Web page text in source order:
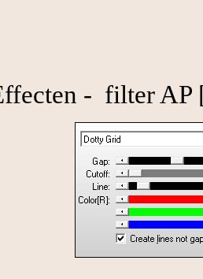
- filter AP